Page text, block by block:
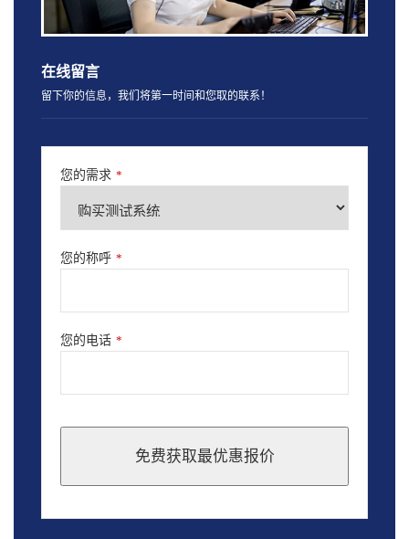
在线留言
留下你的信息，我们将第一时间和您取的联系！
您的需求 *
您的称呼 *
您的电话 *
免费获取最优惠报价